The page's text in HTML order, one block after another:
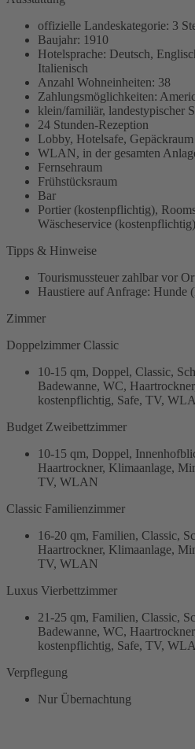
offizielle Landeskategorie: 3
Baujahr: 1910
Hotelsprache: Deutsch,
Italienisch
Anzahl Wohneinheiten: 38
Zahlungsmöglichkeiten:
klein/familiär, landestypischer
24 Stunden-Rezeption
Lobby, Hotelsafe, Gepäckraum
WLAN, in der gesamten
Fernsehraum
Frühstücksraum
Bar
Portier (kostenpflichtig),
Wäscheservice (kostenpflichtig)
Tipps & Hinweise
Tourismussteuer zahlbar vor
Haustiere auf Anfrage: Hunde
Zimmer
Doppelzimmer Classic
10-15 qm, Doppel, Classic,
Badewanne, WC,
kostenpflichtig, Safe, TV,
Budget Zweibettzimmer
10-15 qm, Doppel,
Haartrockner, Klimaanlage,
TV, WLAN
Classic Familienzimmer
16-20 qm, Familien, Classic,
Haartrockner, Klimaanlage,
TV, WLAN
Luxus Vierbettzimmer
21-25 qm, Familien, Classic,
Badewanne, WC,
kostenpflichtig, Safe, TV,
Verpflegung
Nur Übernachtung